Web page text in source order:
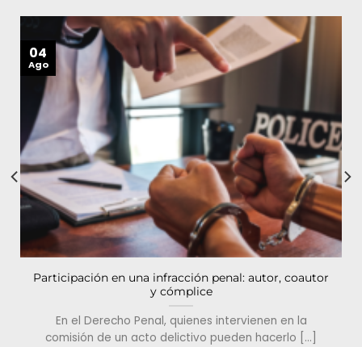
Participación en una infracción penal: autor, coautor
y cómplice
En el Derecho Penal, quienes intervienen en la
comisión de un acto delictivo pueden hacerlo […]
04
Ago